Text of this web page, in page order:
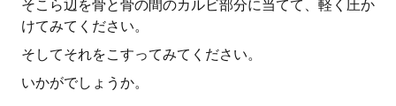
そこら辺を骨と骨の間のカルビ部分に当てて、軽く圧か
けてみてください。
そしてそれをこすってみてください。
いかがでしょうか。